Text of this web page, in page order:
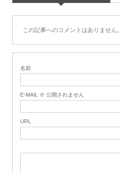
この記事へのコメントはありません。
名前
E-MAIL ※ 公開されません
URL